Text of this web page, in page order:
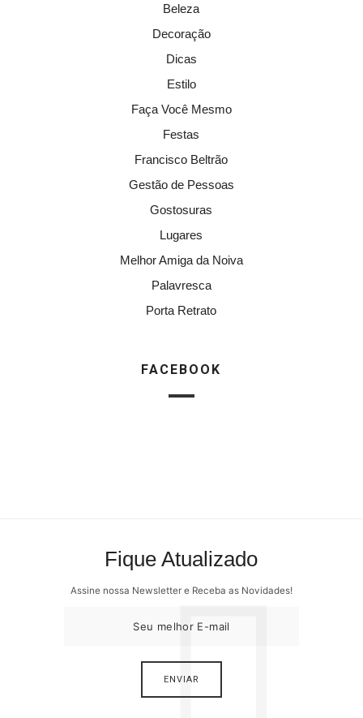
Beleza
Decoração
Dicas
Estilo
Faça Você Mesmo
Festas
Francisco Beltrão
Gestão de Pessoas
Gostosuras
Lugares
Melhor Amiga da Noiva
Palavresca
Porta Retrato
FACEBOOK
Fique Atualizado
Assine nossa Newsletter e Receba as Novidades!